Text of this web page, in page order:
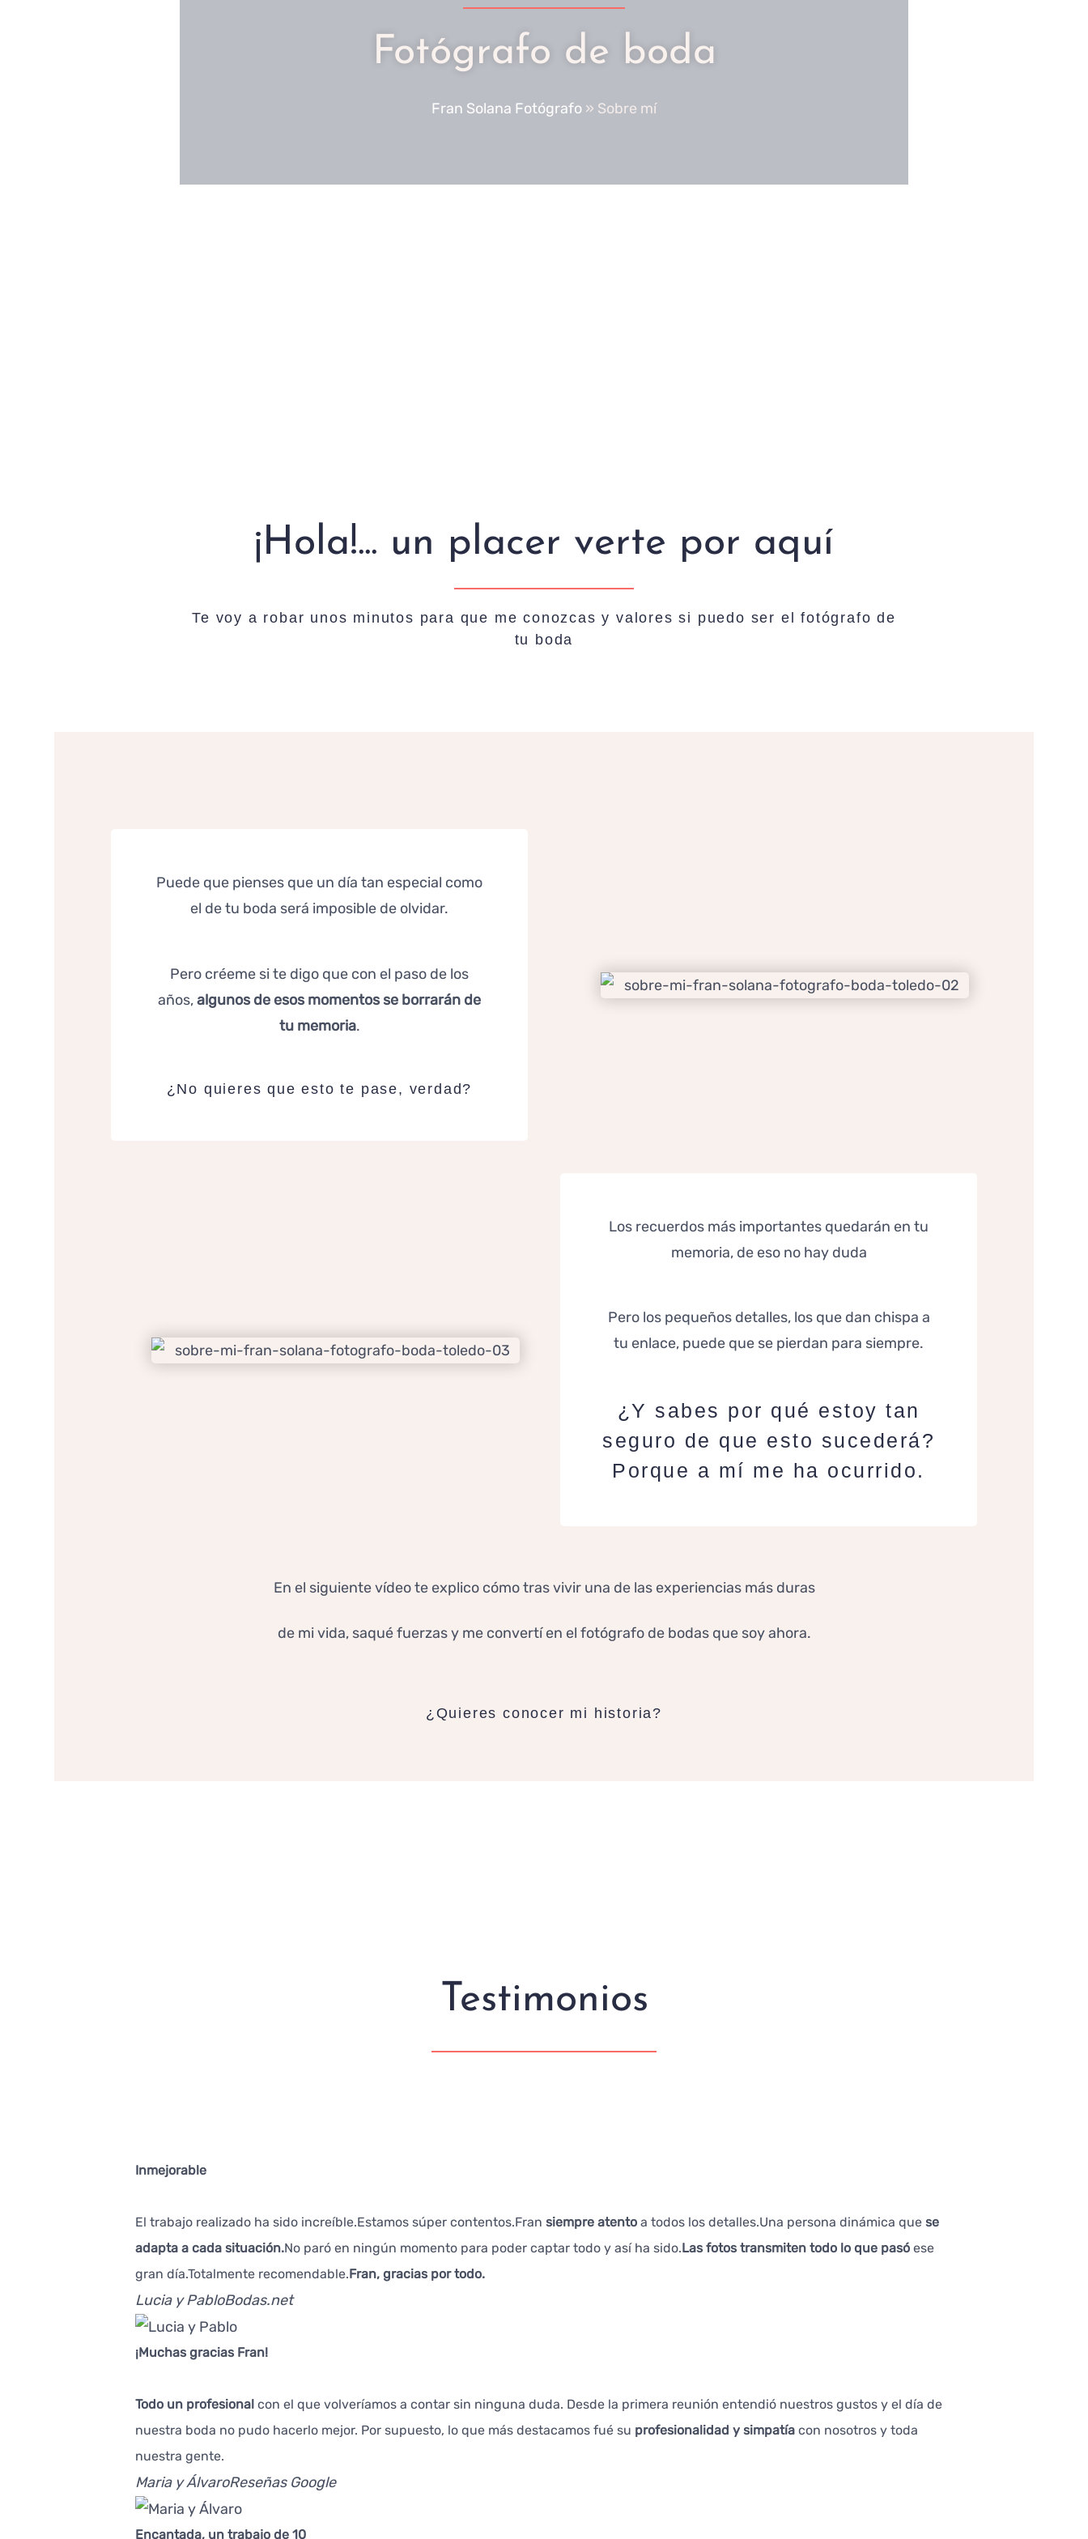
Fotógrafo de boda
Fran Solana Fotógrafo » Sobre mí
¡Hola!... un placer verte por aquí
Te voy a robar unos minutos para que me conozcas y valores si puedo ser el fotógrafo de
tu boda
Puede que pienses que un día tan especial como
el de tu boda será imposible de olvidar.
Pero créeme si te digo que con el paso de los
años,algunos de esos momentos se borrarán de
tu memoria.
¿No quieres que esto te pase, verdad?
Los recuerdos más importantes quedarán en tu
memoria, de eso no hay duda
Pero los pequeños detalles, los que dan chispa a
tu enlace, puede que se pierdan para siempre.
¿Y sabes por qué estoy tan
seguro de que esto sucederá?
Porque a mí me ha ocurrido.
En el siguiente vídeo te explico cómo tras vivir una de las experiencias más duras
de mi vida, saqué fuerzas y me convertí en el fotógrafo de bodas que soy ahora.
¿Quieres conocer mi historia?
Testimonios
Inmejorable
El trabajo realizado ha sido increíble.Estamos súper contentos.Fran siempre atento a todos los detalles.Una persona dinámica que se
adapta a cada situación.No paró en ningún momento para poder captar todo y así ha sido.Las fotos transmiten todo lo que pasó ese
gran día.Totalmente recomendable.Fran, gracias por todo.
Lucia y PabloBodas.net
¡Muchas gracias Fran!
Todo un profesional con el que volveríamos a contar sin ninguna duda. Desde la primera reunión entendió nuestros gustos y el día de
nuestra boda no pudo hacerlo mejor. Por supuesto, lo que más destacamos fué su profesionalidad y simpatía con nosotros y toda
nuestra gente.
Maria y ÁlvaroReseñas Google
Encantada, un trabajo de 10